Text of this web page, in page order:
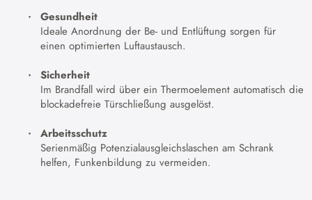
Gesundheit
Ideale Anordnung der Be- und Entlüftung sorgen für
einen optimierten Luftaustausch.
Sicherheit
Im Brandfall wird über ein Thermoelement automatisch die
blockadefreie Türschließung ausgelöst.
Arbeitsschutz
Serienmäßig Potenzialausgleichslaschen am Schrank
helfen, Funkenbildung zu vermeiden.